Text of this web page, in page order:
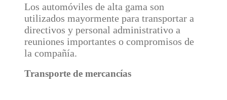
Los automóviles de alta gama son
utilizados mayormente para transportar a
directivos y personal administrativo a
reuniones importantes o compromisos de
la compañía.
Transporte de mercancías